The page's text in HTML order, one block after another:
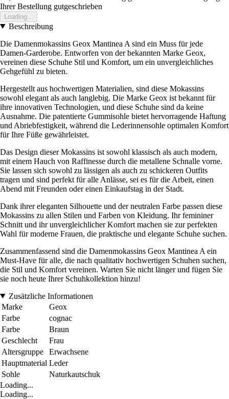
Ihrer Bestellung gutgeschrieben
Loading...
Beschreibung
Die Damenmokassins Geox Mantinea A sind ein Muss für jede
Damen-Garderobe. Entworfen von der bekannten Marke Geox,
vereinen diese Schuhe Stil und Komfort, um ein unvergleichliches
Gehgefühl zu bieten.
Hergestellt aus hochwertigen Materialien, sind diese Mokassins
sowohl elegant als auch langlebig. Die Marke Geox ist bekannt für
ihre innovativen Technologien, und diese Schuhe sind da keine
Ausnahme. Die patentierte Gummisohle bietet hervorragende Haftung
und Abriebfestigkeit, während die Lederinnensohle optimalen Komfort
für Ihre Füße gewährleistet.
Das Design dieser Mokassins ist sowohl klassisch als auch modern,
mit einem Hauch von Raffinesse durch die metallene Schnalle vorne.
Sie lassen sich sowohl zu lässigen als auch zu schickeren Outfits
tragen und sind perfekt für alle Anlässe, sei es für die Arbeit, einen
Abend mit Freunden oder einen Einkaufstag in der Stadt.
Dank ihrer eleganten Silhouette und der neutralen Farbe passen diese
Mokassins zu allen Stilen und Farben von Kleidung. Ihr femininer
Schnitt und ihr unvergleichlicher Komfort machen sie zur perfekten
Wahl für moderne Frauen, die praktische und elegante Schuhe suchen.
Zusammenfassend sind die Damenmokassins Geox Mantinea A ein
Must-Have für alle, die nach qualitativ hochwertigen Schuhen suchen,
die Stil und Komfort vereinen. Warten Sie nicht länger und fügen Sie
sie noch heute Ihrer Schuhkollektion hinzu!
Zusätzliche Informationen
Marke
Geox
Farbe
cognac
Farbe
Braun
Geschlecht
Frau
Altersgruppe
Erwachsene
Hauptmaterial Leder
Sohle
Naturkautschuk
Loading...
Loading...